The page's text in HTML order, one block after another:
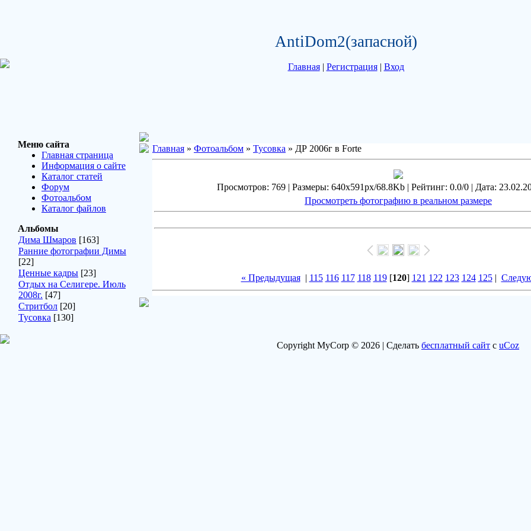
AntiDom2(запасной)
Главная| Регистрация| Вход
Меню сайта
Главная страница
Информация о сайте
Каталог статей
Форум
Фотоальбом
Каталог файлов
Альбомы
Дима Шмаров [163]
Ранние фотографии Димы
[22]
Ценные кадры [23]
Отдых на Селигере. Июль
2008г. [47]
Стритбол [20]
Тусовка [130]
Главная » Фотоальбом » Тусовка » ДР 2006г в Forte
Просмотров: 769 | Размеры: 640x591px/68.8Kb | Рейтинг: 0.0/0 | Дата:
Просмотреть фотографию в реальном размере
« Предыдущая| 115 116 117 118 119[120] 121 122 123 124 125|
Copyright MyCorp © 2026 | Сделать бесплатный сайт с uCoz